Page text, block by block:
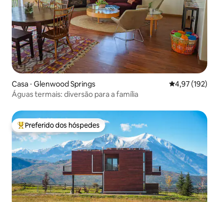
Casa ⋅ Glenwood Springs 4,97 de uma
4,97 (192)
Águas termais: diversão para a família
Entre os melhores preferidos dos hóspedes
Preferido dos hóspedes